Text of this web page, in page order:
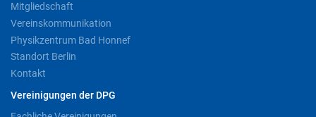
Mitgliedschaft
Vereinskommunikation
Physikzentrum Bad Honnef
Standort Berlin
Kontakt
Vereinigungen der DPG